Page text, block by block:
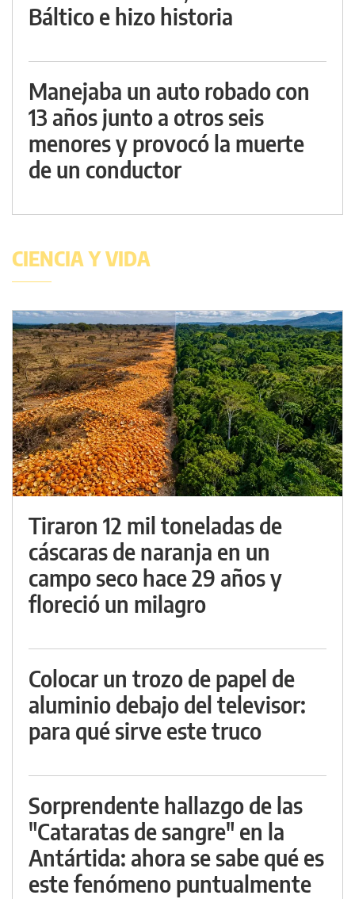
Báltico e hizo historia
Manejaba un auto robado con
13 años junto a otros seis
menores y provocó la muerte
de un conductor
CIENCIA Y VIDA
Tiraron 12 mil toneladas de
cáscaras de naranja en un
campo seco hace 29 años y
floreció un milagro
Colocar un trozo de papel de
aluminio debajo del televisor:
para qué sirve este truco
Sorprendente hallazgo de las
"Cataratas de sangre" en la
Antártida: ahora se sabe qué es
este fenómeno puntualmente